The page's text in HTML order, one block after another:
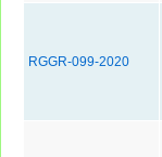
RGGR-099-2020